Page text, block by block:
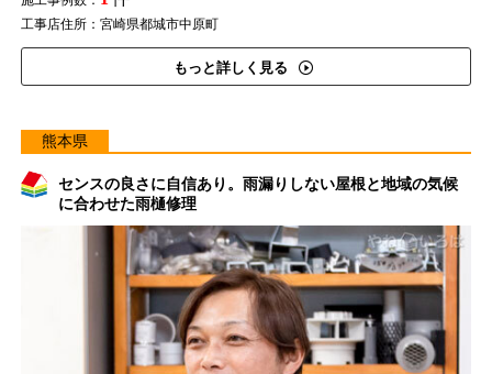
工事店住所：宮崎県都城市中原町
もっと詳しく見る
熊本県
センスの良さに自信あり。雨漏りしない屋根と地域の気候
に合わせた雨樋修理